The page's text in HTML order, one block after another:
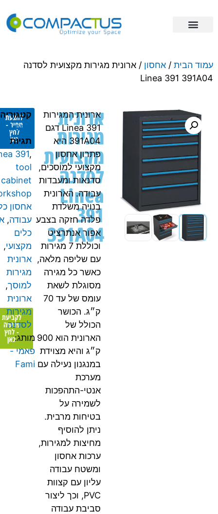
הבית/אחסון/ ארונית מגירות מקצועית לסדנה
Linea 391
ארונית
מגירות
מקצועית
לסדנה
Linea
391
391A04
ארונית המגירות
Linea 391 דגם
391A04 היא
פתרון אחסון
מקצועי למוסכים,
סדנאות ומעבדות
עבודה. הארונית
בנויה משלדת
פלדה חזקה בצבע
אפור אנתרציט
וכוללת 7 מגירות
עם שליפה מלאה,
כאשר כל מגירה
מסוגלת לשאת
עומס של עד 70
ק״ג. הכושר
הכולל של
הארונית הוא 900
ק״ג והיא מצוידת
במנגנון נעילה עם
מערכת
אנטי-התהפכות
לשמירה על
בטיחות מרבית.
ניתן להוסיף
מחיצות למגירות,
ערכות אחסון
ומשטח עבודה
עליון עם קצוות
PVC, וכך ליצור
סביבת עבודה
להצעת
מחיר -
כאן
לקביעת
פגישה
- לחץ
כאן
קטגוריה
אחסון
תגיות
Linea 391
tool
cabinet
workshop
,
אחסון כלי
עבודה,ארון
כלים
מקצועי,
ארונית
מגירות
למוסך,
ארונית
מגירות
לסדנה
מותג:
פאמי -
Fami